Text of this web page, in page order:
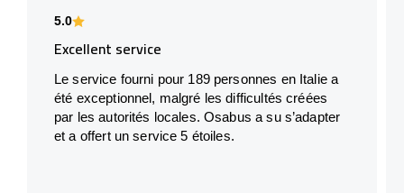
5.0
Excellent service
Le service fourni pour 189 personnes en Italie a
été exceptionnel, malgré les difficultés créées
par les autorités locales. Osabus a su s’adapter
et a offert un service 5 étoiles.